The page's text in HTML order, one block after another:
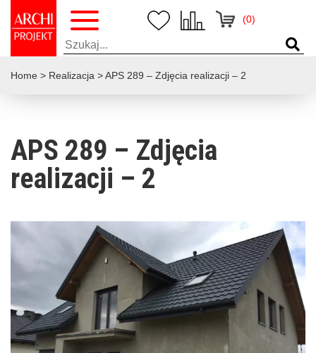
(0)
Home > Realizacja >APS 289 – Zdjęcia realizacji – 2
APS 289 – Zdjęcia
realizacji – 2